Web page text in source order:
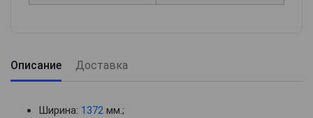
Описание Доставка
Ширина: 1372 мм.;